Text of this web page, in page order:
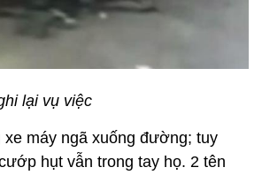
lại vụ việc
máy ngã xuống đường; tuy
hụt vẫn trong tay họ. 2 tên